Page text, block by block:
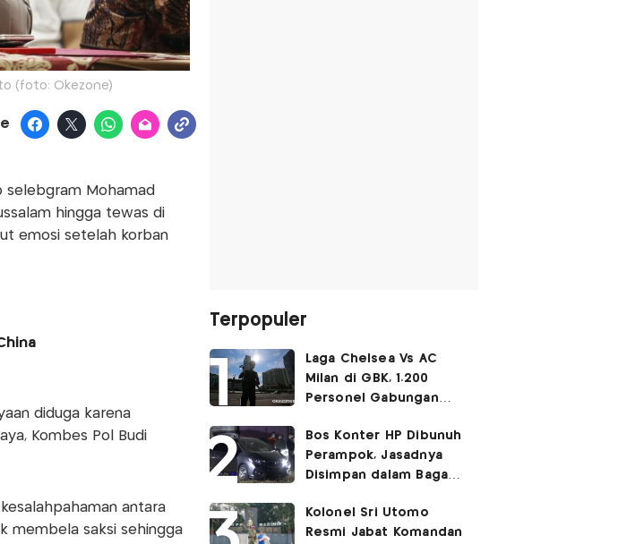
(foto: Okezone)
Mohamad
hingga tewas di
emosi setelah korban
diduga karena
Kombes Pol Budi
antara
membela saksi sehingga
Terpopuler
Laga Chelsea Vs AC
Milan di GBK, 1.200
Personel Gabungan
Bos Konter HP Dibunuh
Perampok, Jasadnya
Disimpan dalam Bagasi
Kolonel Sri Utomo
Resmi Jabat Komandan